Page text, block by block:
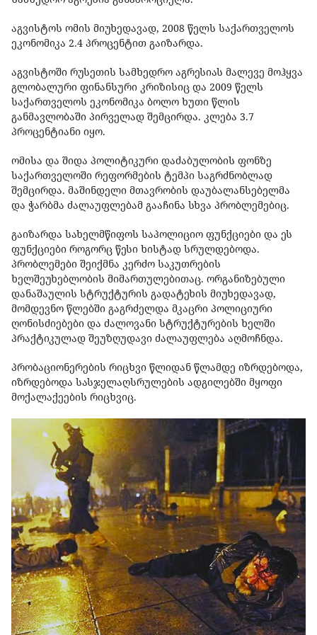
აგვისტოს ომის მიუხედავად, 2008 წელს საქართველოს
ეკონომიკა 2.4 პროცენტით გაიზარდა.
აგვისტოში რუსეთის სამხედრო აგრესიას მალევე მოჰყვა
გლობალური ფინანსური კრიზისიც და 2009 წელს
საქართველოს ეკონომიკა ბოლო ხუთი წლის
განმავლობაში პირველად შემცირდა. კლება 3.7
პროცენტიანი იყო.
ომისა და შიდა პოლიტიკური დაძაბულობის ფონზე
საქართველოში რეფორმების ტემპი საგრძნობლად
შემცირდა. მაშინდელი მთავრობის დაუბალანსებელმა
და ჭარბმა ძალაუფლებამ გააჩინა სხვა პრობლემებიც.
გაიზარდა სახელმწიფოს საპოლიციო ფუნქციები და ეს
ფუნქციები როგორც წესი ხისტად სრულდებოდა.
პრობლემები შეიქმნა კერძო საკუთრების
ხელშეუხებლობის მიმართულებითაც. ორგანიზებული
დანაშაულის სტრუქტურის გადატეხის მიუხედავად,
მომდევნო წლებში გაგრძელდა მკაცრი პოლიციური
ღონისძიებები და ძალოვანი სტრუქტურების ხელში
პრაქტიკულად შეუზღუდავი ძალაუფლება აღმოჩნდა.
პრობაციონერების რიცხვი წლიდან წლამდე იზრდებოდა,
იზრდებოდა სასჯელაღსრულების ადგილებში მყოფი
მოქალაქეების რიცხვიც.